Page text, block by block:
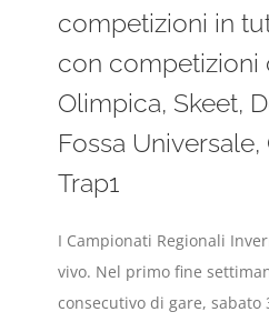
competizioni in
con competizioni
Olimpica, Skeet,
Fossa
Trap1
I Campionati Regionali
vivo. Nel primo fine
consecutivo di gare, sabato